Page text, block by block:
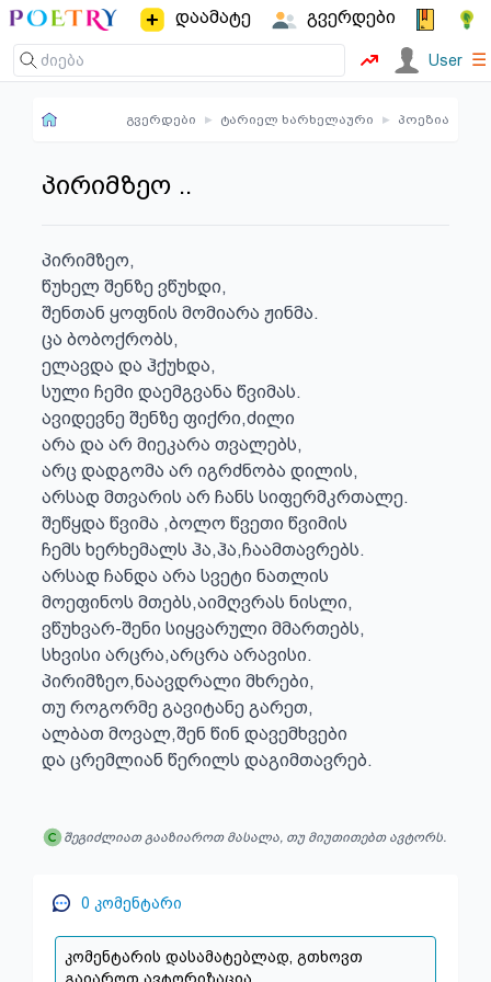
დაამატე გვერდები
User ☰
გვერდები ▸ ტარიელ ხარხელაური ▸ პოეზია
პირიმზეო ..
პირიმზეო,
წუხელ შენზე ვწუხდი,
შენთან ყოფნის მომიარა ჟინმა.
ცა ბობოქრობს,
ელავდა და ჰქუხდა,
სული ჩემი დაემგვანა წვიმას.
ავიდევნე შენზე ფიქრი,ძილი
არა და არ მიეკარა თვალებს,
არც დადგომა არ იგრძნობა დილის,
არსად მთვარის არ ჩანს სიფერმკრთალე.
შეწყდა წვიმა ,ბოლო წვეთი წვიმის
ჩემს ხერხემალს ჰა,ჰა,ჩაამთავრებს.
არსად ჩანდა არა სვეტი ნათლის
მოეფინოს მთებს,აიმღვრას ნისლი,
ვწუხვარ-შენი სიყვარული მმართებს,
სხვისი არცრა,არცრა არავისი.
პირიმზეო,ნაავდრალი მხრები,
თუ როგორმე გავიტანე გარეთ,
ალბათ მოვალ,შენ წინ დავემხვები
და ცრემლიან წერილს დაგიმთავრებ.
შეგიძლიათ გააზიაროთ მასალა, თუ მიუთითებთ ავტორს.
0 კომენტარი